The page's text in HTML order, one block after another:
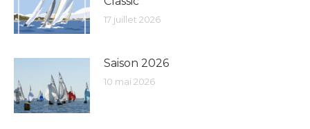
17 juillet 2026
Saison 2026
10 mai 2026